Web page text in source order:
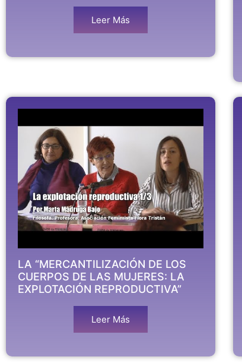
Leer Más
LA “MERCANTILIZACIÓN DE LOS
CUERPOS DE LAS MUJERES: LA
EXPLOTACIÓN REPRODUCTIVA”
Leer Más